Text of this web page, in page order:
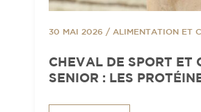
30 MAI 2026 / ALIMENTATION ET
CHEVAL DE SPORT ET
SENIOR : LES